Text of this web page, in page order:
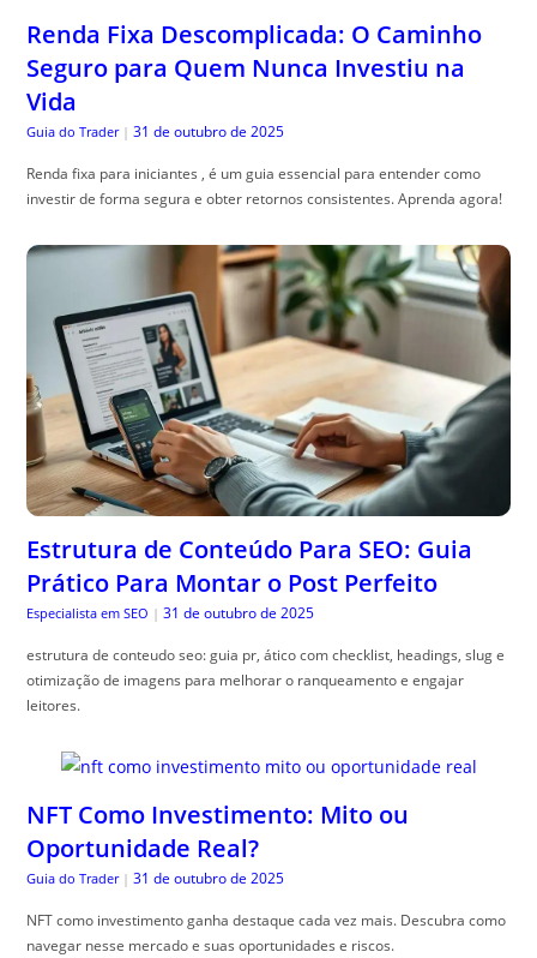
Renda Fixa Descomplicada: O Caminho
Seguro para Quem Nunca Investiu na
Vida
Guia do Trader | 31 de outubro de 2025
Renda fixa para iniciantes , é um guia essencial para entender como
investir de forma segura e obter retornos consistentes. Aprenda agora!
Estrutura de Conteúdo Para SEO: Guia
Prático Para Montar o Post Perfeito
Especialista em SEO | 31 de outubro de 2025
estrutura de conteudo seo: guia pr, ático com checklist, headings, slug e
otimização de imagens para melhorar o ranqueamento e engajar
leitores.
NFT Como Investimento: Mito ou
Oportunidade Real?
Guia do Trader | 31 de outubro de 2025
NFT como investimento ganha destaque cada vez mais. Descubra como
navegar nesse mercado e suas oportunidades e riscos.